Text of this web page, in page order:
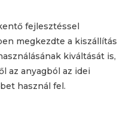
fejlesztéssel
megkezdte a kiszállítás
kiváltását is,
az anyagból az idei
használ fel.